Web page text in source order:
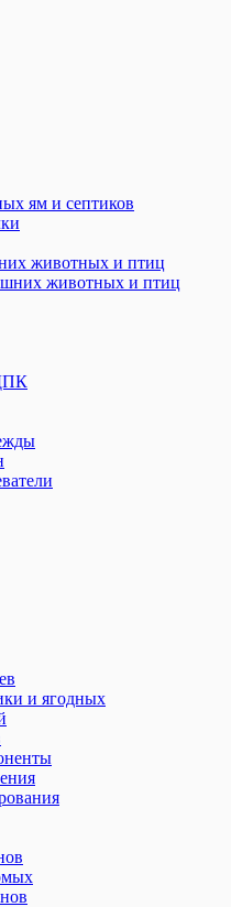
ям и септиков
животных и птиц
животных и птиц
и ягодных